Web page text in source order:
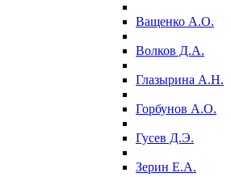
Ващенко А.О.
Волков Д.А.
Глазырина А.Н.
Горбунов А.О.
Гусев Д.Э.
Зерин Е.А.